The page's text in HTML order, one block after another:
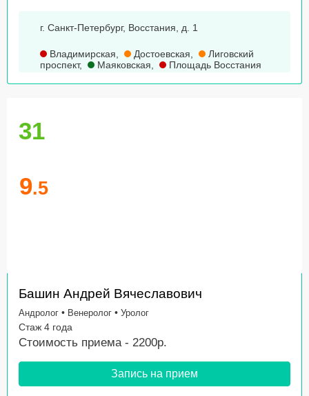
г. Санкт-Петербург, Восстания, д. 1
Владимирская, Достоевская,
Лиговский
проспект, Маяковская, Площадь Восстания
31
9.5
Башин Андрей Вячеславович
Андролог • Венеролог • Уролог
Стаж 4 года
Стоимость приема - 2200р.
Запись на прием